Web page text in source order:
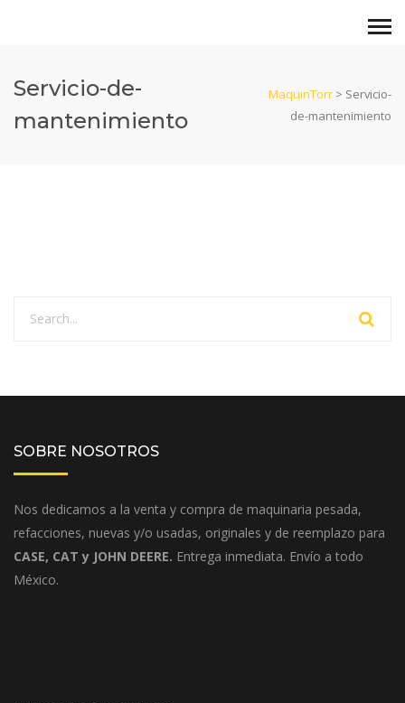
Servicio-de-
mantenimiento
MaquinTorr > Servicio-
de-mantenimiento
SOBRE NOSOTROS
Nos dedicamos a la venta y compra de maquinaria pesada,
refacciones, nuevas y/o usadas, originales y de reemplazo para
CASE, CAT y JOHN DEERE. Entrega inmediata. Envío a todo
México.